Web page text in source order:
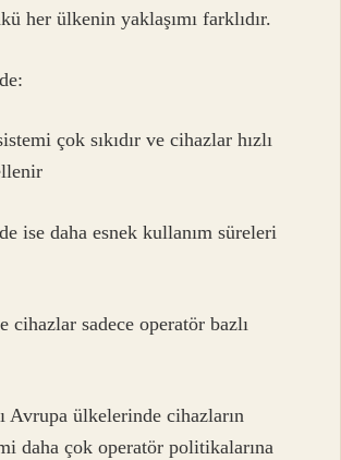
her ülkenin yaklaşımı farklıdır.
çok sıkıdır ve cihazlar hızlı
ise daha esnek kullanım süreleri
cihazlar sadece operatör bazlı
Avrupa ülkelerinde cihazların
daha çok operatör politikalarına